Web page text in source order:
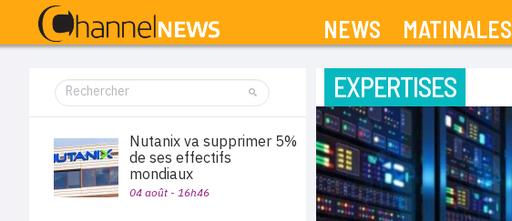
NEWS MATINALES
EXPERTISES
Nutanix va supprimer 5%
de ses effectifs
mondiaux
04 août - 16h46